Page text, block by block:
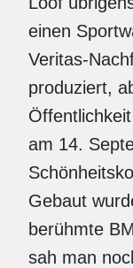
einen
Veritas-
produziert,
am 14.
Gebaut
berühmte
sah man